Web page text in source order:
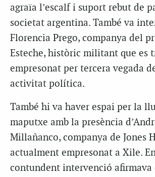
agraïa l’escalf i suport rebut de
societat argentina. També va
Florencia Prego, companya del
Esteche, històric militant que es
empresonat per tercera vegada
activitat política.
També hi va haver espai per la
maputxe amb la presència
Millañanco, companya de Jones
actualment empresonat a Xile.
contundent intervenció afirmava